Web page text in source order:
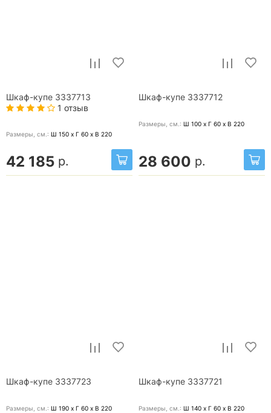
Шкаф-купе 3337713
1 отзыв
Размеры, cм.: Ш 150 x Г 60 x В 220
42 185 р.
Шкаф-купе 3337712
Размеры, cм.: Ш 100 x Г 60 x В 220
28 600 р.
Шкаф-купе 3337723
Размеры, cм.: Ш 190 x Г 60 x В 220
Шкаф-купе 3337721
Размеры, cм.: Ш 140 x Г 60 x В 220